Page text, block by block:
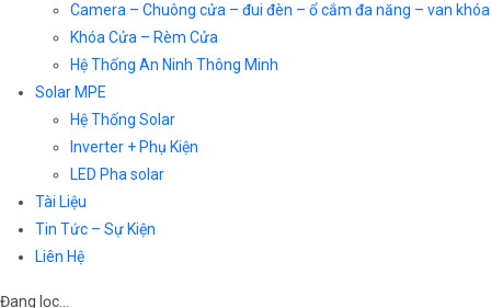
Camera – Chuông cửa – đui đèn – ổ cắm đa năng – van khóa
Khóa Cửa – Rèm Cửa
Hệ Thống An Ninh Thông Minh
Solar MPE
Hệ Thống Solar
Inverter + Phụ Kiện
LED Pha solar
Tài Liệu
Tin Tức – Sự Kiện
Liên Hệ
Đang lọc…